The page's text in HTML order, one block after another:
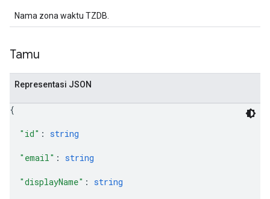
Nama zona waktu TZDB.
Tamu
Representasi JSON
{
"id" : string
"email" : string
"displayName" : string